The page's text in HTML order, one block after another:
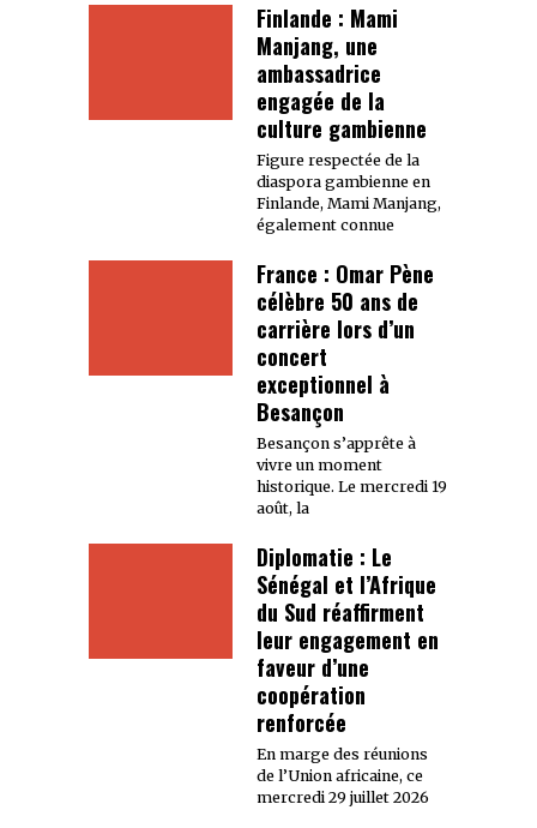
Finlande : Mami
Manjang, une
ambassadrice
engagée de la
culture gambienne
Figure respectée de la
diaspora gambienne en
Finlande, Mami Manjang,
également connue
France : Omar Pène
célèbre 50 ans de
carrière lors d’un
concert
exceptionnel à
Besançon
Besançon s’apprête à
vivre un moment
historique. Le mercredi 19
août, la
Diplomatie : Le
Sénégal et l’Afrique
du Sud réaffirment
leur engagement en
faveur d’une
coopération
renforcée
En marge des réunions
de l’Union africaine, ce
mercredi 29 juillet 2026